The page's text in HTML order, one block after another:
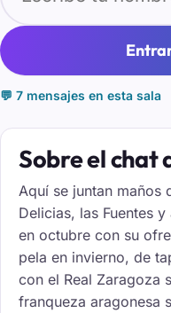
💬 7 mensajes en esta sala
Sobre el chat
Aquí se juntan maños
Delicias, las Fuentes
en octubre con su
pela en invierno, de
con el Real Zaragoza
franqueza aragonesa